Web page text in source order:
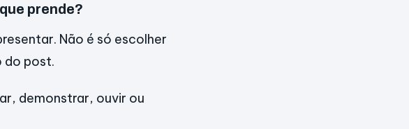
prende?
Não é só escolher
do post.
demonstrar, ouvir ou